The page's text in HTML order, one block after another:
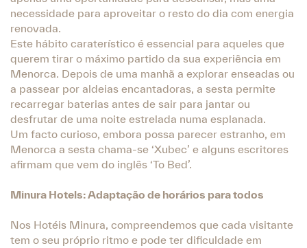
necessidade para aproveitar o resto do dia com energia
renovada.
Este hábito caraterístico é essencial para aqueles que
querem tirar o máximo partido da sua experiência em
Menorca. Depois de uma manhã a explorar enseadas ou
a passear por aldeias encantadoras, a sesta permite
recarregar baterias antes de sair para jantar ou
desfrutar de uma noite estrelada numa esplanada.
Um facto curioso, embora possa parecer estranho, em
Menorca a sesta chama-se ‘Xubec’ e alguns escritores
afirmam que vem do inglês ‘To Bed’.
Minura Hotels: Adaptação de horários para todos
Nos Hotéis Minura, compreendemos que cada visitante
tem o seu próprio ritmo e pode ter dificuldade em